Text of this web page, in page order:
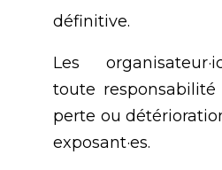
définitive.
Les
toute
perte ou
exposant·es.